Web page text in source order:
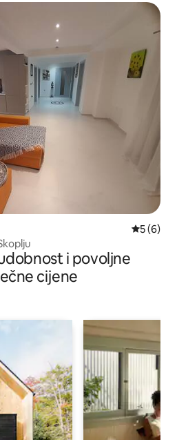
5 (6)
i povoljne
cijene